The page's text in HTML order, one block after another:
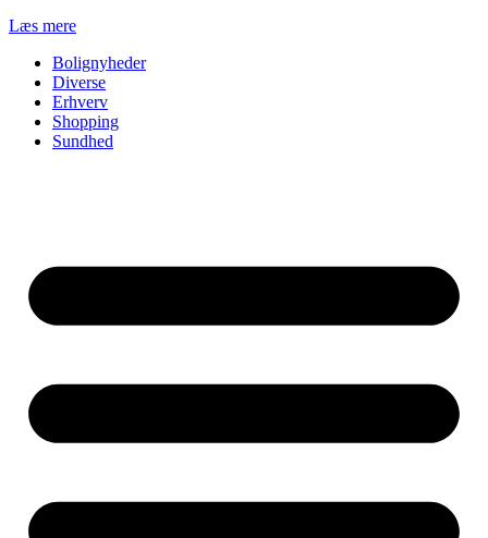
Læs mere
Bolignyheder
Diverse
Erhverv
Shopping
Sundhed